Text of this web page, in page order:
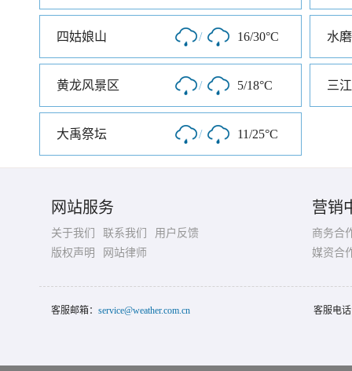
四姑娘山 / 16/30°C 水
黄龙风景区 / 5/18°C 三
大禹祭坛 / 11/25°C
网站服务
关于我们 联系我们
用户反馈
版权声明
网站律师
营销
商务合
媒资合
客服邮箱： service@weather.com.cn 客服电